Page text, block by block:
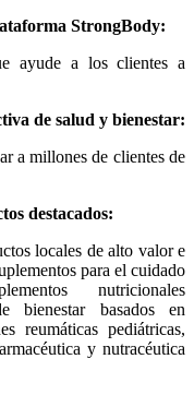
StrongBody:
ayude a los clientes a
de salud y bienestar:
a millones de clientes de
destacados:
locales de alto valor e
para el cuidado
nutricionales
bienestar basados en
reumáticas pediátricas,
y nutracéutica